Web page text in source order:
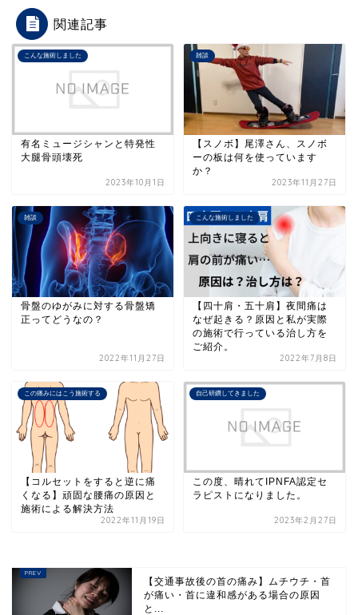
関連記事
こんな施術しました
有名ミュージシャンと特発性
大腿骨頭壊死
2023年10月1日
雑談
【スノボ】尾澤さん、スノボ
ーの板は何を使っています
か？
2023年11月27日
雑談
骨盤のゆがみに対する骨盤矯
正ってどうなの？
2022年11月27日
こんな施術しました
【四十肩・五十肩】夜間痛は
なぜ起きる？原因と私が実際
の施術で行っている治し方を
ご紹介。
2022年7月8日
この痛みにはこう施術する
【コルセットをすると逆に痛
くなる】頑固な腰痛の原因と
施術による解決方法
2022年11月19日
自己研鑽してきました
この度、晴れてIPNFA認定セ
ラピストになりました。
2023年2月27日
【交通事故後の首の痛み】ムチウチ・首
が痛い・首に違和感がある場合の原因
と...